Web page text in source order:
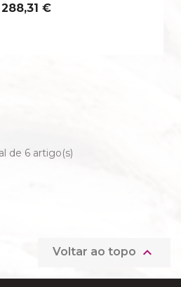
€
de 6 artigo(s)
Voltar ao topo 